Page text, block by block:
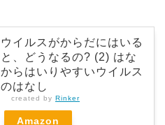
ウイルスがからだにはいる
と、どうなるの? (2) はな
からはいりやすいウイルス
のはなし
created by Rinker
Amazon